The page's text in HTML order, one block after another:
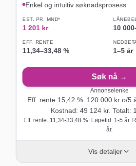
Enkel og intuitiv søknadsprosess
EST. PR. MND*
1 201 kr 10 000
EFF. RENTE
11,34–33,48 % 1–5 år
Søk nå →
Annonselenke
Eff. rente 15,42 %. 120 000kr o/5
Kostnad: 49 124 kr. Totalt:
Eff. rente: 11,34-33,48 %. Løpetid: 1-5 år.
år.
Vis detaljer